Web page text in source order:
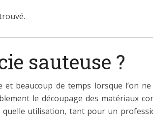
sauteuse ?
beaucoup de temps lorsque l’on
le découpage des matériaux
utilisation, tant pour un